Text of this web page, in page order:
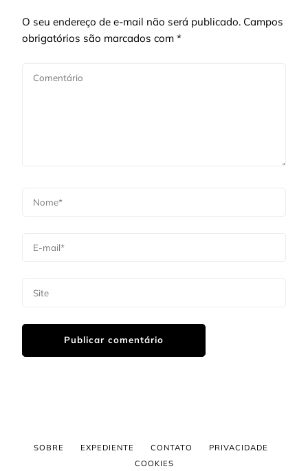
O seu endereço de e-mail não será publicado. Campos
obrigatórios são marcados com *
SOBRE EXPEDIENTE CONTATO
PRIVACIDADE
COOKIES